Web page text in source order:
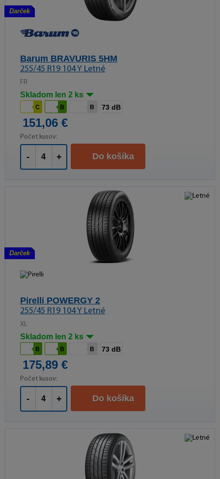
Darček
Barum BRAVURIS 5HM
255/45 R19 104 Y Letné
FR
Skladom len 2 ks
C B B 73 dB
151,06 €
Počet kusov:
- + Do košíka
Darček
Pirelli POWERGY 2
255/45 R19 104 Y Letné
XL
Skladom len 2 ks
B B B 73 dB
175,89 €
Počet kusov:
- + Do košíka